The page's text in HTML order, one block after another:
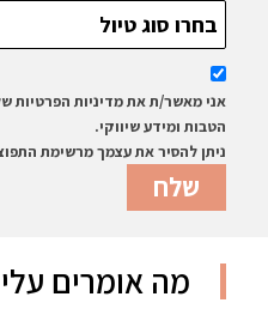
אני מאשר/ת את מדיניות
הטבות ומידע שיווקי.
ניתן להסיר את עצמך מרשימת
מה אומרים